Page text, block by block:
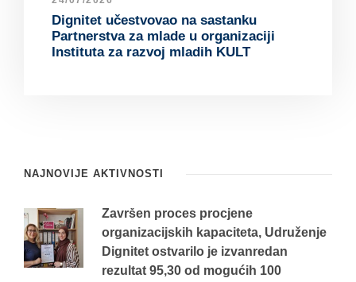
Dignitet učestvovao na sastanku
Partnerstva za mlade u organizaciji
Instituta za razvoj mladih KULT
NAJNOVIJE AKTIVNOSTI
Završen proces procjene
organizacijskih kapaciteta, Udruženje
Dignitet ostvarilo je izvanredan
rezultat 95,30 od mogućih 100